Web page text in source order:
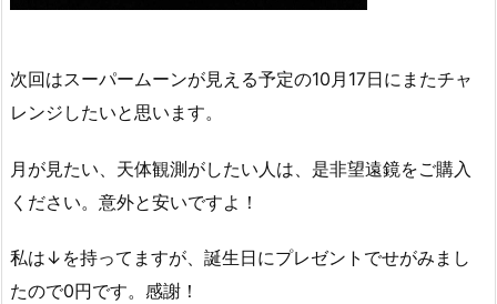
次回はスーパームーンが見える予定の10月17日にまたチャ
レンジしたいと思います。
月が見たい、天体観測がしたい人は、是非望遠鏡をご購入
ください。意外と安いですよ！
私は↓を持ってますが、誕生日にプレゼントでせがみまし
たので0円です。感謝！